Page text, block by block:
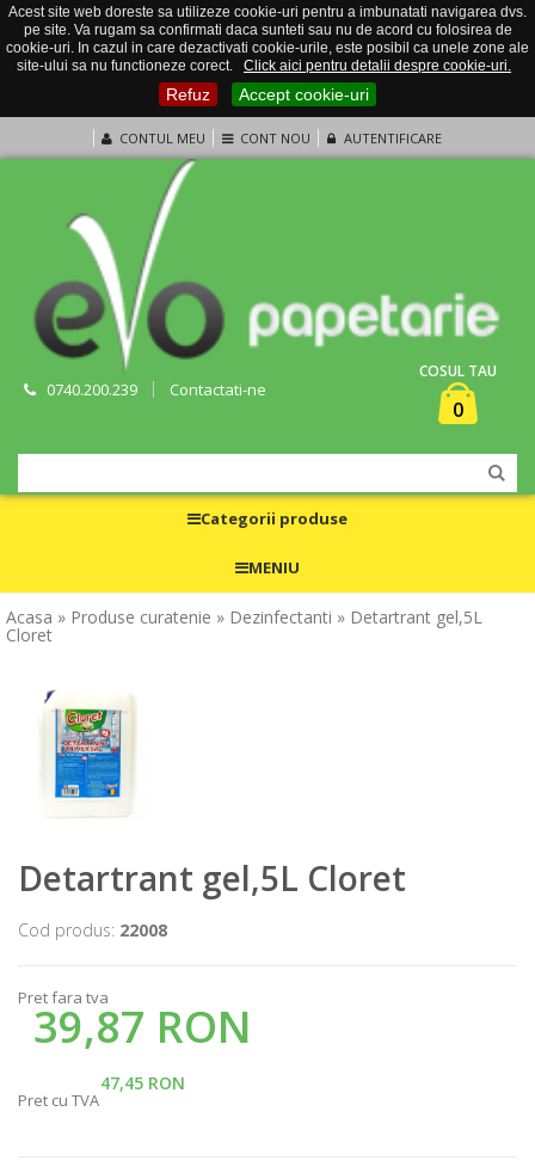
Acest site web doreste sa utilizeze cookie-uri pentru a imbunatati navigarea dvs.
pe site. Va rugam sa confirmati daca sunteti sau nu de acord cu folosirea de
cookie-uri. In cazul in care dezactivati cookie-urile, este posibil ca unele zone ale
site-ului sa nu functioneze corect.
Click aici pentru detalii despre cookie-uri.
Refuz Accept cookie-uri
CONTUL MEU CONT NOU AUTENTIFICARE
0740.200.239 Contactati-ne
COSUL TAU
0
Categorii produse
MENIU
Acasa » Produse curatenie » Dezinfectanti » Detartrant gel,5L
Cloret
Detartrant gel,5L Cloret
Cod produs: 22008
Pret fara tva
39,87 RON
47,45 RON
Pret cu TVA